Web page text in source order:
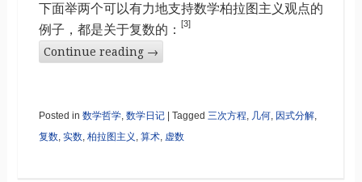
下面举两个可以有力地支持数学柏拉图主义观点的
例子，都是关于复数的： [3]
Continue reading →
Posted in 数学哲学, 数学日记 | Tagged 三次方程, 几何, 因式分解,
复数, 实数, 柏拉图主义 , 算术, 虚数